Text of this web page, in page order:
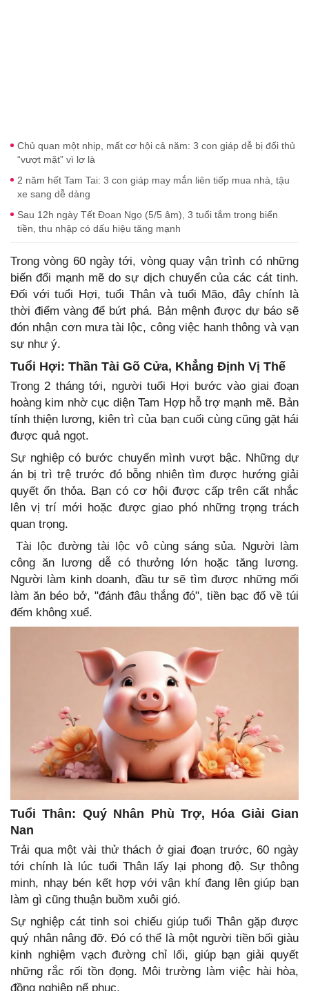
Chủ quan một nhịp, mất cơ hội cả năm: 3 con giáp dễ bị đối thủ
“vượt mặt” vì lơ là
2 năm hết Tam Tai: 3 con giáp may mắn liên tiếp mua nhà, tậu
xe sang dễ dàng
Sau 12h ngày Tết Đoan Ngọ (5/5 âm), 3 tuổi tắm trong biển
tiền, thu nhập có dấu hiệu tăng mạnh
Trong vòng 60 ngày tới, vòng quay vận trình có những
biến đổi mạnh mẽ do sự dịch chuyển của các cát tinh.
Đối với tuổi Hợi, tuổi Thân và tuổi Mão, đây chính là
thời điểm vàng để bứt phá. Bản mệnh được dự báo sẽ
đón nhận cơn mưa tài lộc, công việc hanh thông và vạn
sự như ý.
Tuổi Hợi: Thần Tài Gõ Cửa, Khẳng Định Vị Thế
Trong 2 tháng tới, người tuổi Hợi bước vào giai đoạn
hoàng kim nhờ cục diện Tam Hợp hỗ trợ mạnh mẽ. Bản
tính thiện lương, kiên trì của bạn cuối cùng cũng gặt hái
được quả ngọt.
Sự nghiệp có bước chuyển mình vượt bậc. Những dự
án bị trì trệ trước đó bỗng nhiên tìm được hướng giải
quyết ổn thỏa. Bạn có cơ hội được cấp trên cất nhắc
lên vị trí mới hoặc được giao phó những trọng trách
quan trọng.
Tài lộc đường tài lộc vô cùng sáng sủa. Người làm
công ăn lương dễ có thưởng lớn hoặc tăng lương.
Người làm kinh doanh, đầu tư sẽ tìm được những mối
làm ăn béo bở, "đánh đâu thắng đó", tiền bạc đổ về túi
đếm không xuể.
Tuổi Thân: Quý Nhân Phù Trợ, Hóa Giải Gian
Nan
Trải qua một vài thử thách ở giai đoạn trước, 60 ngày
tới chính là lúc tuổi Thân lấy lại phong độ. Sự thông
minh, nhạy bén kết hợp với vận khí đang lên giúp bạn
làm gì cũng thuận buồm xuôi gió.
Sự nghiệp cát tinh soi chiếu giúp tuổi Thân gặp được
quý nhân nâng đỡ. Đó có thể là một người tiền bối giàu
kinh nghiệm vạch đường chỉ lối, giúp bạn giải quyết
những rắc rối tồn đọng. Môi trường làm việc hài hòa,
đồng nghiệp nể phục.